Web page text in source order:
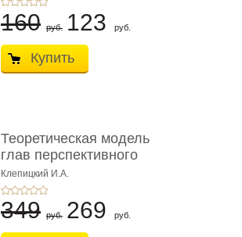
160 руб. 123 руб.
Купить
Теоретическая модель
глав перспективного
УК о ...
Клепицкий И.А.
349 руб. 269 руб.